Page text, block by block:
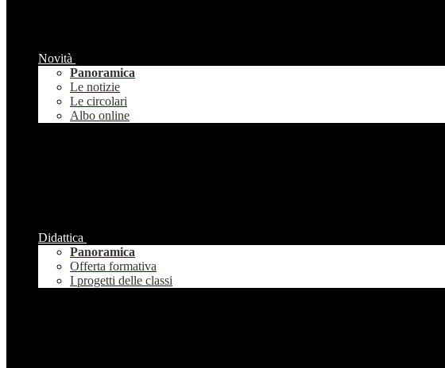
Novità
Panoramica
Le notizie
Le circolari
Albo online
Didattica
Panoramica
Offerta formativa
I progetti delle classi